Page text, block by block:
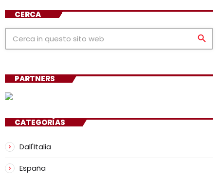
CERCA
search
PARTNERS
CATEGORÍAS
Dall'Italia
España